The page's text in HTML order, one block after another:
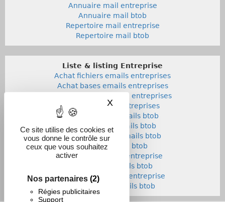
Ce site utilise des cookies et
vous donne le contrôle sur
ceux que vous souhaitez
activer
Nos partenaires (2)
Régies publicitaires
Support
X Masquer le bandeau des
Annuaire mail entreprise
Annuaire mail btob
Repertoire mail entreprise
Repertoire mail btob
Liste & listing Entreprise
Achat fichiers emails entreprises
Achat bases emails entreprises
Liste adresses emails entreprises
Listings emails entreprises
Achat fichiers emails btob
Achat bases emails btob
Listes adresses emails btob
Listings emails btob
Annuaires emails entreprise
Annuaires emails btob
Repertoires emails entreprise
Repertoires emails btob